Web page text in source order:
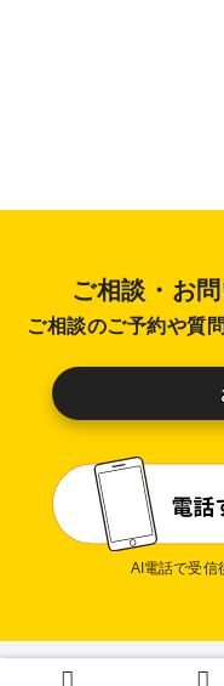
ご相談・お
ご相談のご予約や質
AI電話で受信
プラ